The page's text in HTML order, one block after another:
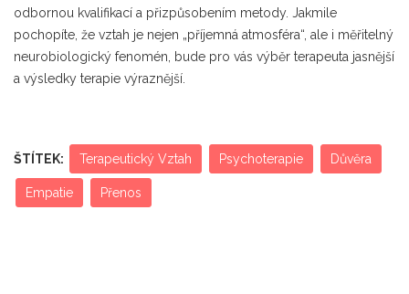
odbornou kvalifikací a přizpůsobením metody. Jakmile
pochopíte, že vztah je nejen „příjemná atmosféra“, ale i měřitelný
neurobiologický fenomén, bude pro vás výběr terapeuta jasnější
a výsledky terapie výraznější.
ŠTÍTEK: Terapeutický Vztah Psychoterapie Důvěra
Empatie Přenos